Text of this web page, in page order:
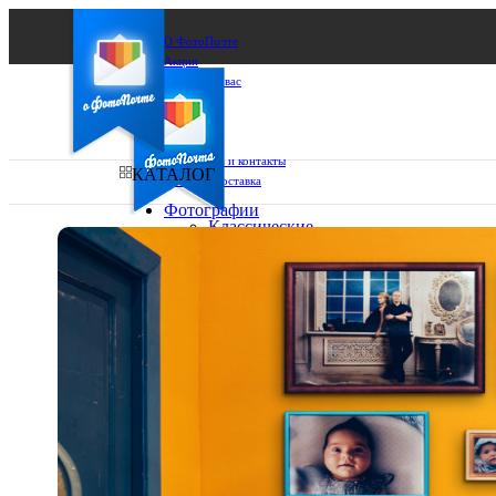
О ФотоПочте
Акции
Сделаем за вас
Бизнесу
FAQ
Франшиза
Поддержка и контакты
Оплата и доставка
Ваш город:
Выберите из списка:
КАТАЛОГ
Фотографии
Классические
10х10
10х15
15х15
20х20
20х30
30х30
30х40